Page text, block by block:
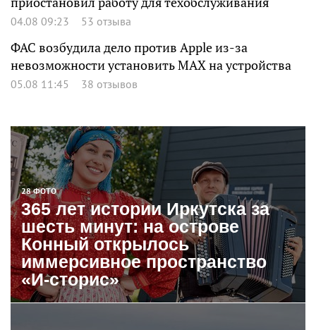
04.08 09:23 53 отзыва
ФАС возбудила дело против Apple из-за
невозможности установить MAX на устройства
05.08 11:45 38 отзывов
28 ФОТО
365 лет истории Иркутска за
шесть минут: на острове
Конный открылось
иммерсивное пространство
«И-сторис»